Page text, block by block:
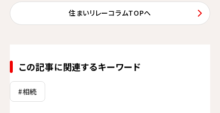
住まいリレーコラムTOPへ
この記事に関連するキーワード
#相続